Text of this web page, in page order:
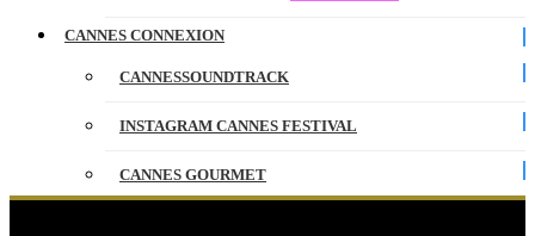
CANNES CONNEXION
CANNESSOUNDTRACK
INSTAGRAM CANNES FESTIVAL
CANNES GOURMET